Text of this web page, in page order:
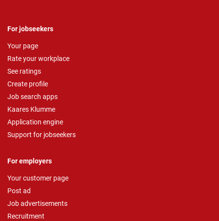
For jobseekers
Your page
Rate your workplace
See ratings
Create profile
Job search apps
Kaares Klumme
Application engine
Support for jobseekers
For employers
Your customer page
Post ad
Job advertisements
Recruitment